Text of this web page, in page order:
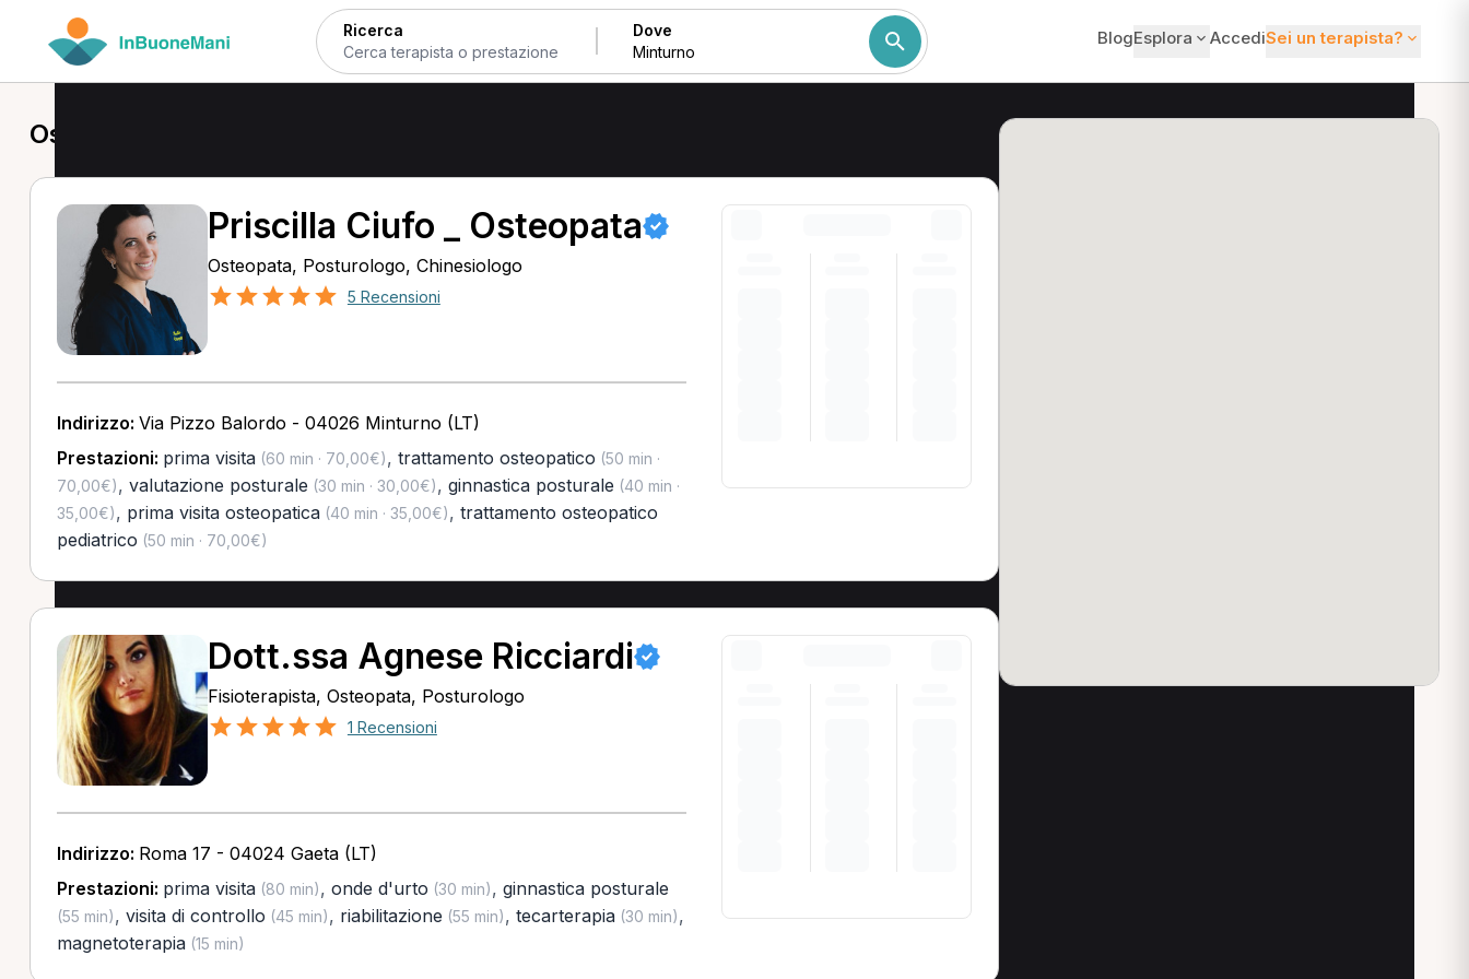
Ricerca Dove BlogEsplora AccediSei un terapista?
Osteopata a Minturno
Priscilla Ciufo _ Osteopata
Osteopata, Posturologo, Chinesiologo
5 Recensioni
Indirizzo: Via Pizzo Balordo - 04026 Minturno (LT)
Prestazioni: prima visita(60 min · 70,00€), trattamento osteopatico (50 min ·
70,00€), valutazione posturale (30 min · 30,00€), ginnastica posturale (40 min ·
35,00€), prima visita osteopatica(40 min · 35,00€), trattamento osteopatico
pediatrico (50 min · 70,00€)
Dott.ssa Agnese Ricciardi
Fisioterapista, Osteopata, Posturologo
1 Recensioni
Indirizzo: Roma 17 - 04024 Gaeta (LT)
Prestazioni: prima visita(80 min), onde d'urto (30 min), ginnastica posturale
(55 min), visita di controllo (45 min), riabilitazione (55 min), tecarterapia(30 min),
magnetoterapia(15 min)